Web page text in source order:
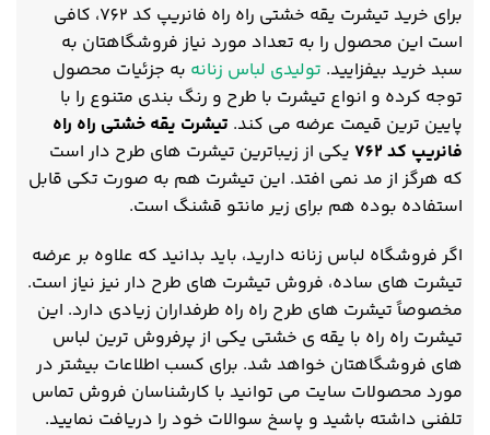
برای خرید تیشرت یقه خشتی راه راه فانریپ کد 762، کافی
است این محصول را به تعداد مورد نیاز فروشگاهتان به
سبد خرید بیفزایید. تولیدی لباس زنانه به جزئیات محصول
توجه کرده و انواع تیشرت با طرح و رنگ بندی متنوع را با
پایین ترین قیمت عرضه می کند. تیشرت یقه خشتی راه راه
فانریپ کد 762
یکی از زیباترین تیشرت های طرح دار است
که هرگز از مد نمی افتد. این تیشرت هم به صورت تکی قابل
استفاده بوده هم برای زیر مانتو قشنگ است.
اگر فروشگاه لباس زنانه دارید، باید بدانید که علاوه بر عرضه
تیشرت های ساده، فروش تیشرت های طرح دار نیز نیاز است.
مخصوصاً تیشرت های طرح راه راه طرفداران زیادی دارد. این
تیشرت راه راه با یقه ی خشتی یکی از پرفروش ترین لباس
های فروشگاهتان خواهد شد. برای کسب اطلاعات بیشتر در
مورد محصولات سایت می توانید با کارشناسان فروش تماس
تلفنی داشته باشید و پاسخ سوالات خود را دریافت نمایید.